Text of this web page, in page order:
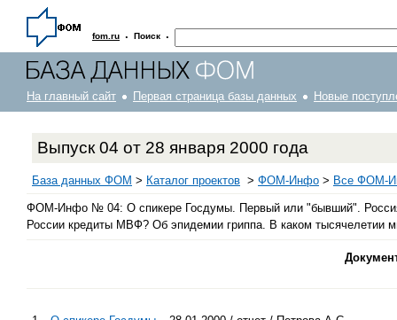
fom.ru · Поиск ·
На главный сайт Первая страница базы данных Новые
Выпуск 04 от 28 января 2000 года
База данных ФОМ > Каталог проектов > ФOM-Инфо > Все ФОМ-
ФОМ-Инфо № 04: О спикере Госдумы. Первый или "бывший".
России кредиты МВФ? Об эпидемии гриппа. В каком тысячелетии